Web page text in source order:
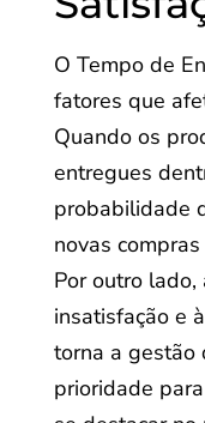
O Tempo de
fatores que
Quando os
entregues
probabilidade
novas
Por outro
insatisfação e
torna a gestão
prioridade